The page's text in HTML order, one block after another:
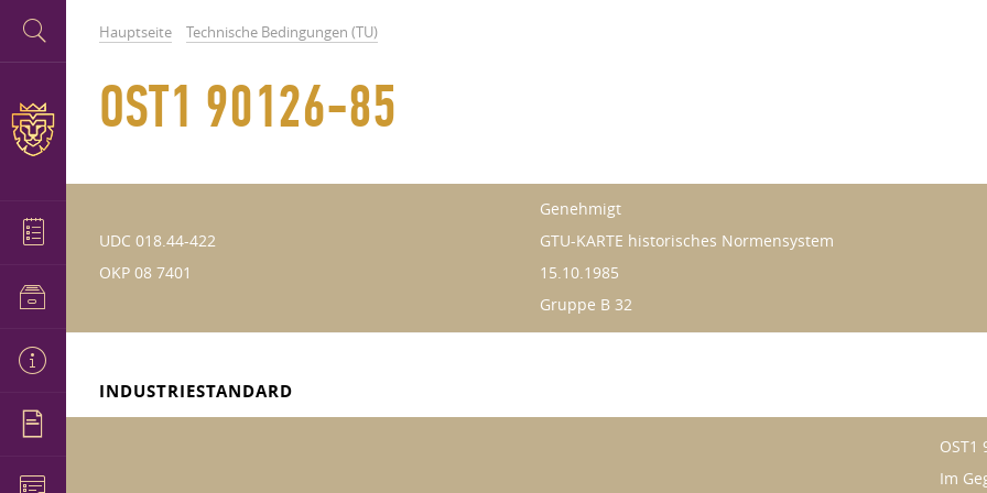
Hauptseite Technische Bedingungen (TU)
OST1 90126-85
UDC 018.44-422
OKP 08 7401
Genehmigt
GTU-KARTE historisches Normensystem
15.10.1985
Gruppe B 32
INDUSTRIESTANDARD
OST1
Im